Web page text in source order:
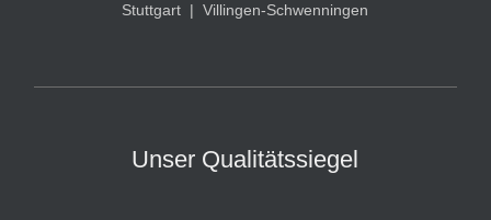
Stuttgart | Villingen-Schwenningen
Unser Qualitätssiegel